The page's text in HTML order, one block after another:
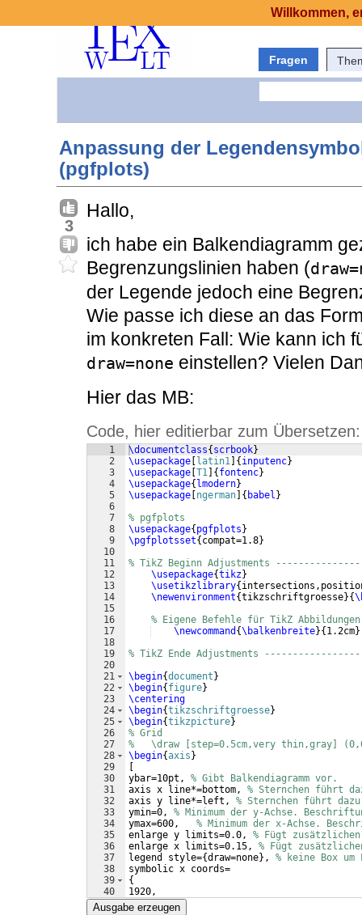
Fragen
Anpassung der
(pgfplots)
3
Hallo,
ich habe ein Balkendiagramm
Begrenzungslinien haben (
der Legende jedoch eine
Wie passe ich diese an das
im konkreten Fall: Wie kann ich
draw=none einstellen? Vielen
Hier das MB:
Code, hier editierbar zum Übersetzen:
1
2
3
4
5
6
7
8
9
10
11
12
13
14
15
16
17
18
19
20
21
22
23
24
25
26
27
28
29
30
31
32
33
34
35
36
37
38
39
40
41
\documentclass{ scrbook}
\usepackage
latin1 { inputenc}
\usepackage T1 { fontenc}
\usepackage{ lmodern}
\usepackage ngerman { babel }
% pgfplots
\usepackage{ pgfplots }
\pgfplotsset{ compat=1.8}
% TikZ Beginn Adjustments
\usepackage{tikz}
\usetikzlibrary{
\newenvironment{tikzschriftgroesse}{
% Eigene Befehle für TikZ
\newcommand {\balkenbreite}{ 1.2cm}
% TikZ Ende Adjustments
\begin{document }
\begin{ figure}
\centering
\begin{tikzschriftgroesse}
\begin{tikzpicture}
% Grid
%   \draw [step=0.5cm,very thin,gray]
\begin{axis }
ybar=10pt, % Gibt Balkendiagramm vor.
axis x line*=bottom, % Sternchen führt
axis y line*=left, % Sternchen führt
ymin=0, % Minimum der y-Achse.
ymax=600, % Minimum der x-Achse.
enlarge y limits=0.0, % Fügt
enlarge x limits=0.15, % Fügt
legend style={draw=none} , % keine Box um
symbolic x coords=
{
1920,
1930,
Ausgabe erzeugen
Willkommen,